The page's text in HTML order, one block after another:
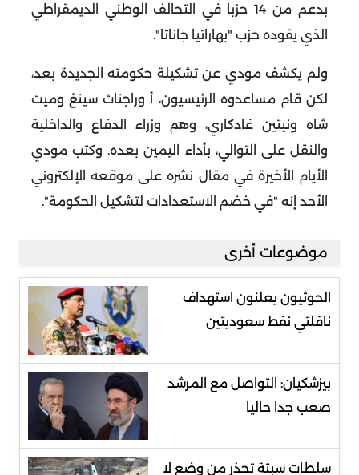
بدعم من 14 حزبا في التحالف الوطني الديمقراطي
الذي يقوده حزب "بهاراتيا جاناتا".
ولم يكشف مودي عن تشكيلة حكومته الجديدة بعد،
لكن قام مساعدوه الرئيسيون، أ وراجناث سينغ وميت
شاه ونيتين غادكاري، وهم وزراء الدفاع والداخلية
والنقل على التوالي، بأداء اليمين بعده. وكتب مودي
الأيام الأخيرة في مقال نشره على موقعه الإلكتروني
الأحد إنه "في خضم الاستعدادات لتشكيل الحكومة".
موضوعات أخرى
الحوثيون يعلنون استهداف
ناقلتي نفط سعوديتين
بيزشكيان: التواصل مع المرشد
صعب جدا حاليا
سلطات سبتة تحذر من وضع لا